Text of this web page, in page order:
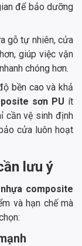
để bảo dưỡng
gỗ tự nhiên, cửa
giúp việc vận
chóng hơn.
bền cao và khả
sơn PU ít
cần vệ sinh định
cửa luôn hoạt
lưu ý
composite
và hạn chế mà